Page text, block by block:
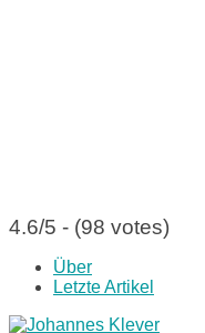
4.6/5 - (98 votes)
Über
Letzte Artikel